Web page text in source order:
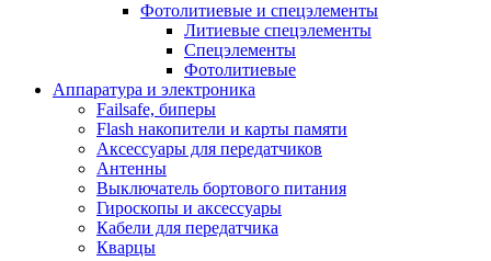
Фотолитиевые и спецэлементы
Литиевые спецэлементы
Спецэлементы
Фотолитиевые
Аппаратура и электроника
Failsafe, биперы
Flash накопители и карты памяти
Аксессуары для передатчиков
Антенны
Выключатель бортового питания
Гироскопы и аксессуары
Кабели для передатчика
Кварцы